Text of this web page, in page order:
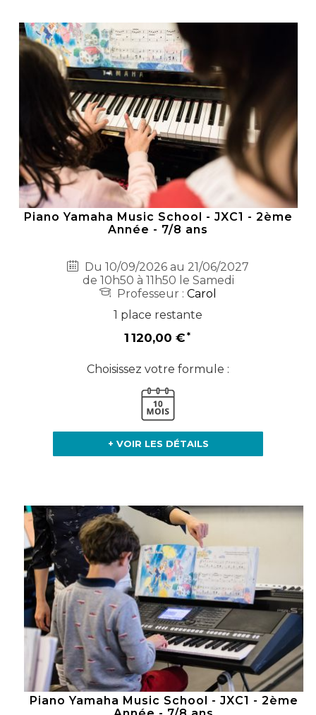
Piano Yamaha Music School - JXC1 - 2ème
Année - 7/8 ans
Du 10/09/2026 au 21/06/2027
de 10h50 à 11h50 le Samedi
Professeur : Carol
1 place restante
1 120,00 €
Choisissez votre formule :
+ VOIR LES DÉTAILS
Piano Yamaha Music School - JXC1 - 2ème